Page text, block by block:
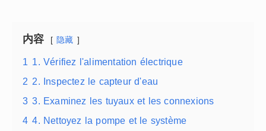
内容 隐藏
1 1. Vérifiez l'alimentation électrique
2 2. Inspectez le capteur d'eau
3 3. Examinez les tuyaux et les connexions
4 4. Nettoyez la pompe et le système